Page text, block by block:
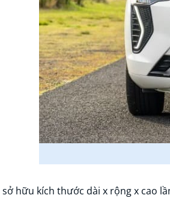
sở hữu kích thước dài x rộng x cao